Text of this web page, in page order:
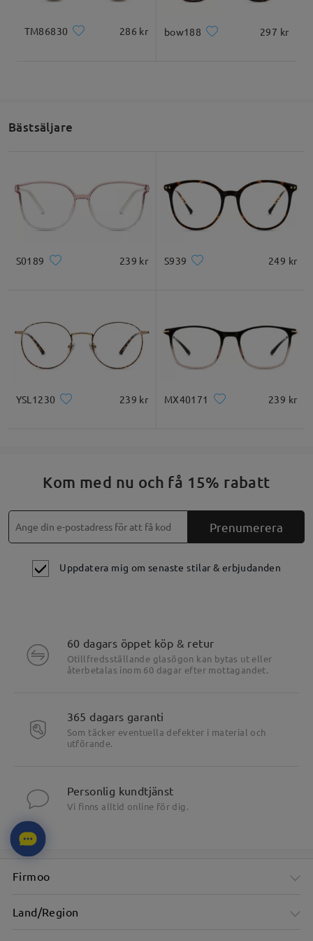
TM86830 286 kr bow188 297 kr
Bästsäljare
S0189 239 kr S939 249 kr
YSL1230 239 kr MX40171 239 kr
Kom med nu och få 15% rabatt
Prenumerera
Uppdatera mig om senaste stilar & erbjudanden
60 dagars öppet köp & retur
Otillfredsställande glasögon kan bytas ut eller
återbetalas inom 60 dagar efter mottagandet.
365 dagars garanti
Som täcker eventuella defekter i material och
utförande.
Personlig kundtjänst
Vi finns alltid online för dig.
Firmoo
Land/Region